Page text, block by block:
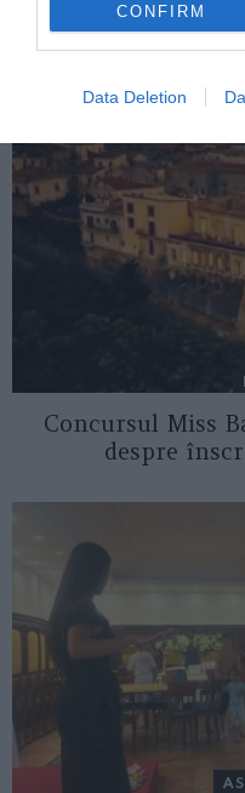
CONFIRM
Data Deletion
AȚI
Concursul Miss
despre